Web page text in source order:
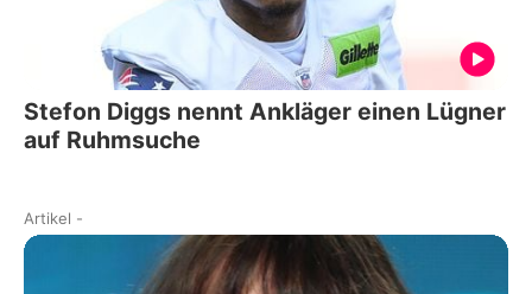
Stefon Diggs nennt Ankläger einen Lügner
auf Ruhmsuche
Artikel -